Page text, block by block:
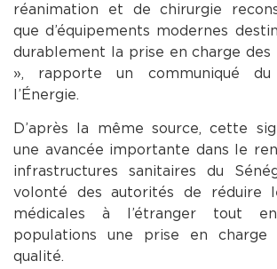
réanimation et de chirurgie
que d’équipements modernes
durablement la prise en charge
», rapporte un communiqué
l’Énergie.
D’après la même source, cette
une avancée importante dans le
infrastructures sanitaires du
volonté des autorités de réduire
médicales à l’étranger tout
populations une prise en charge
qualité.